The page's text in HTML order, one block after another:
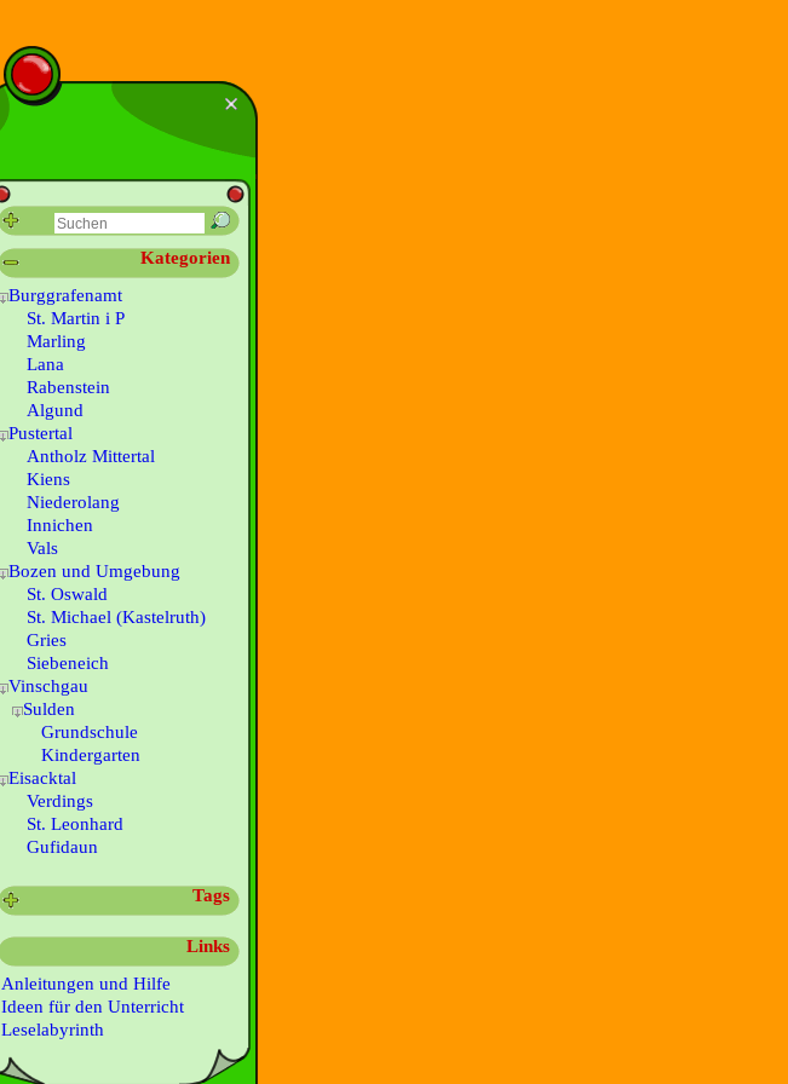
Kategorien
Burggrafenamt
St. Martin i P
Marling
Lana
Rabenstein
Algund
Pustertal
Antholz Mittertal
Kiens
Niederolang
Innichen
Vals
Bozen und Umgebung
St. Oswald
St. Michael (Kastelruth)
Gries
Siebeneich
Vinschgau
Sulden
Grundschule
Kindergarten
Eisacktal
Verdings
St. Leonhard
Gufidaun
Tags
Links
Anleitungen und Hilfe
Ideen für den Unterricht
Leselabyrinth